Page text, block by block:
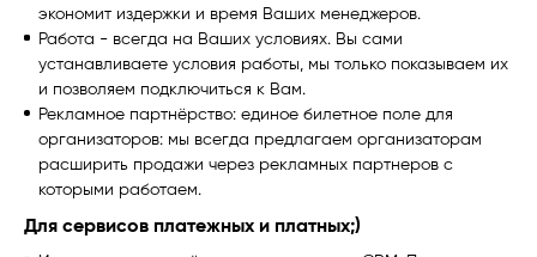
экономит издержки и время Ваших менеджеров.
Работа - всегда на Ваших условиях. Вы сами
устанавливаете условия работы, мы только показываем их
и позволяем подключиться к Вам.
Рекламное партнёрство: единое билетное поле для
организаторов: мы всегда предлагаем организаторам
расширить продажи через рекламных партнеров с
которыми работаем.
Для сервисов платежных и платных;)